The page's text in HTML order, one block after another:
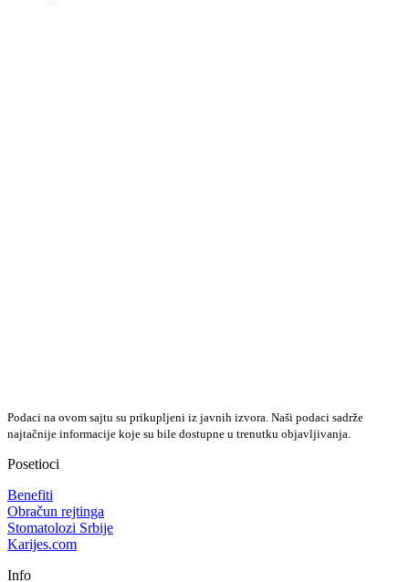
Podaci na ovom sajtu su prikupljeni iz javnih izvora. Naši podaci sadrže
najtačnije informacije koje su bile dostupne u trenutku objavljivanja.
Posetioci
Benefiti
Obračun rejtinga
Stomatolozi Srbije
Karijes.com
Info